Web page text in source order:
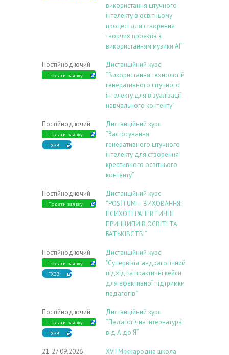
використання штучного
інтелекту в освітньому
процесі для створення
творчих проєктів з
використанням музики АІ”
Постійнодіючий
Подати заявку
Дистанційний курс
“Використання технологій
генеративного штучного
інтелекту для візуалізації
навчального контенту”
Постійнодіючий
Подати заявку
ГХЗВ
Дистанційний курс
“Застосування
генеративного штучного
інтелекту для створення
креативного освітнього
контенту”
Постійнодіючий
Подати заявку
Дистанційний курс
“POSİTUM – ВИХОВАННЯ:
ПСИХОТЕРАПЕВТИЧНІ
ПРИНЦИПИ В ОСВІТІ ТА
БАТЬКІВСТВІ”
Постійнодіючий
Подати заявку
ГХЗВ
Дистанційний курс
"Супервізія: андрагогічний
підхід та практичні кейси
для ефективної підтримки
педагогів"
Постійнодіючий
Подати заявку
ГХЗВ
Дистанційний курс
“Педагогічна інтернатура
від А до Я”
21-27.09.2026 ХVIІ Міжнародна школа